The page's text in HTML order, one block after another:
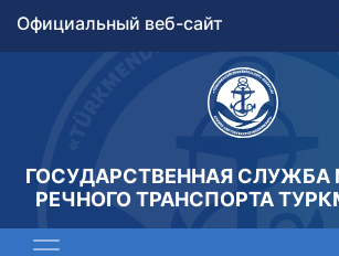
Официальный веб-сайт
ГОСУДАРСТВЕННАЯ СЛУЖБА
РЕЧНОГО ТРАНСПОРТА